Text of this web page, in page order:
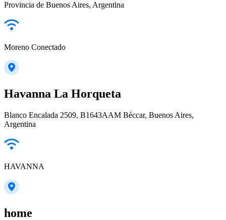
Provincia de Buenos Aires, Argentina
Moreno Conectado
Havanna La Horqueta
Blanco Encalada 2509, B1643AAM Béccar, Buenos Aires,
Argentina
HAVANNA
home